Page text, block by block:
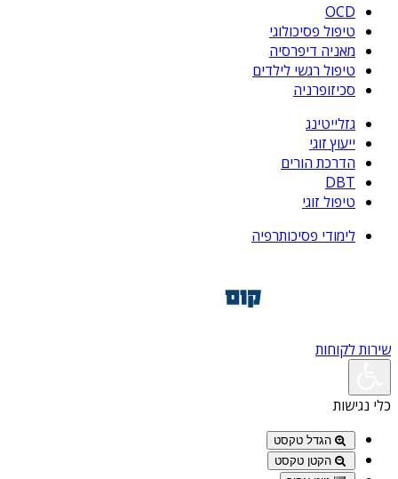
OCD
טיפול פסיכולוגי
מאניה דיפרסיה
טיפול רגשי לילדים
סכיזופרניה
גזלייטינג
ייעוץ זוגי
הדרכת הורים
DBT
טיפול זוגי
לימודי פסיכותרפיה
שירות לקוחות
כלי נגישות
הגדל טקסט
הקטן טקסט